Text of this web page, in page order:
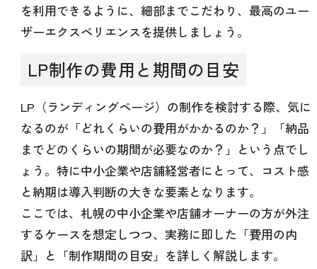
を利用できるように、細部までこだわり、最高のユー
ザーエクスペリエンスを提供しましょう。
LP制作の費用と期間の目安
LP（ランディングページ）の制作を検討する際、気に
なるのが「どれくらいの費用がかかるのか？」「納品
までどのくらいの期間が必要なのか？」という点でし
ょう。特に中小企業や店舗経営者にとって、コスト感
と納期は導入判断の大きな要素となります。
ここでは、札幌の中小企業や店舗オーナーの方が外注
するケースを想定しつつ、実務に即した「費用の内
訳」と「制作期間の目安」を詳しく解説します。